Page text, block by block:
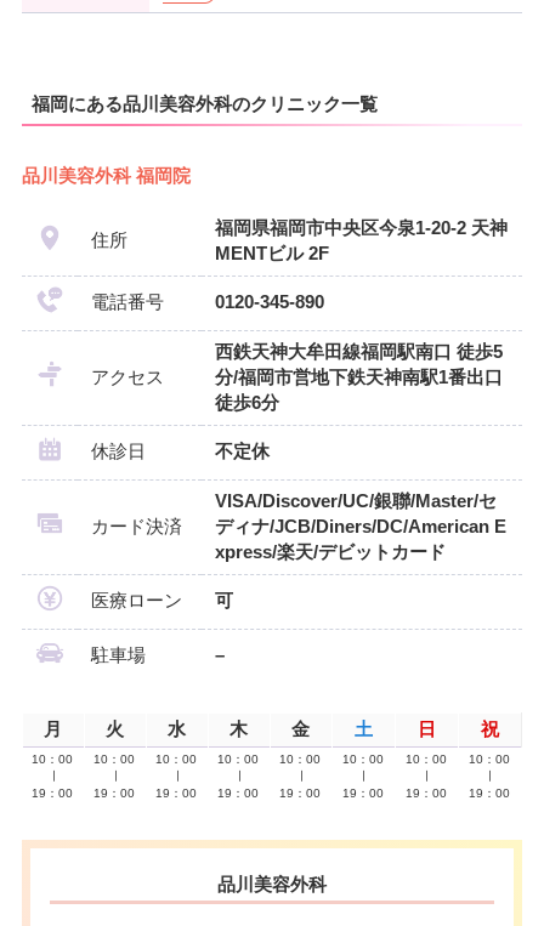
福岡にある品川美容外科のクリニック一覧
品川美容外科 福岡院
住所
福岡県福岡市中央区今泉1-20-2 天神
MENTビル 2F
電話番号 0120-345-890
アクセス
西鉄天神大牟田線福岡駅南口 徒歩5
分/福岡市営地下鉄天神南駅1番出口
徒歩6分
休診日 不定休
カード決済
VISA/Discover/UC/銀聯/Master/セ
ディナ/JCB/Diners/DC/American E
xpress/楽天/デビットカード
医療ローン 可
駐車場 –
月 火 水 木 金 土 日 祝
10：00
19：00
10：00
19：00
10：00
19：00
10：00
19：00
10：00
19：00
10：00
19：00
10：00
19：00
10：00
19：00
品川美容外科